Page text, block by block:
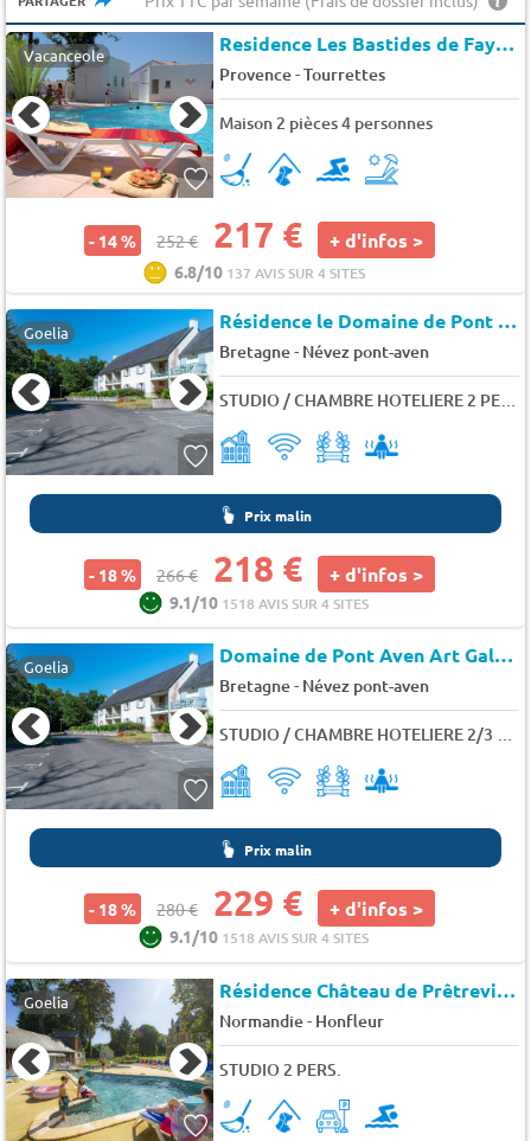
Vacanceole Residence Les Bastides de Fayence
Provence-Tourrettes
Maison 2 pièces 4 personnes
- 14 % 252 € 217 € + d'infos >
6.8/10 137 AVIS SUR 4 SITES
Goelia Résidence le Domaine de Pont Aven
Bretagne- Névez pont-aven
Prix malin
- 18 % 266 € 218 € + d'infos >
9.1/10 1518 AVIS SUR 4 SITES
Goelia Domaine de Pont Aven Art Gallery Resort
Bretagne- Névez pont-aven
STUDIO / CHAMBRE HOTELIERE 2/3 PERS. SANS BALCON
Prix malin
- 18 % 280 € 229 € + d'infos >
9.1/10 1518 AVIS SUR 4 SITES
Goelia Résidence Château de Prêtreville
Normandie- Honfleur
STUDIO 2 PERS.